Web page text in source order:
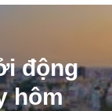
động
hôm